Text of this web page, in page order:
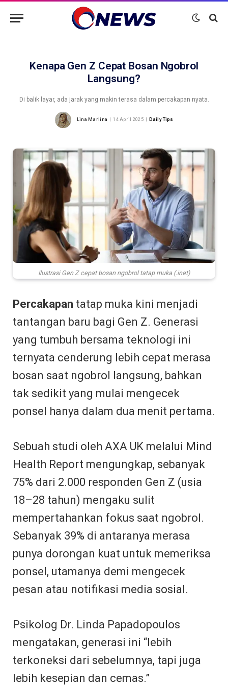
Kenapa Gen Z Cepat Bosan Ngobrol
Langsung?
Di balik layar, ada jarak yang makin terasa dalam percakapan nyata.
Lina Marlina 14 April 2025 Daily Tips
Ilustrasi Gen Z cepat bosan ngobrol tatap muka (.inet)
Percakapan tatap muka kini menjadi
tantangan baru bagi Gen Z. Generasi
yang tumbuh bersama teknologi ini
ternyata cenderung lebih cepat merasa
bosan saat ngobrol langsung, bahkan
tak sedikit yang mulai mengecek
ponsel hanya dalam dua menit pertama.
Sebuah studi oleh AXA UK melalui Mind
Health Report mengungkap, sebanyak
75% dari 2.000 responden Gen Z (usia
18–28 tahun) mengaku sulit
mempertahankan fokus saat ngobrol.
Sebanyak 39% di antaranya merasa
punya dorongan kuat untuk memeriksa
ponsel, utamanya demi mengecek
pesan atau notifikasi media sosial.
Psikolog Dr. Linda Papadopoulos
mengatakan, generasi ini “lebih
terkoneksi dari sebelumnya, tapi juga
lebih kesepian dan cemas.”